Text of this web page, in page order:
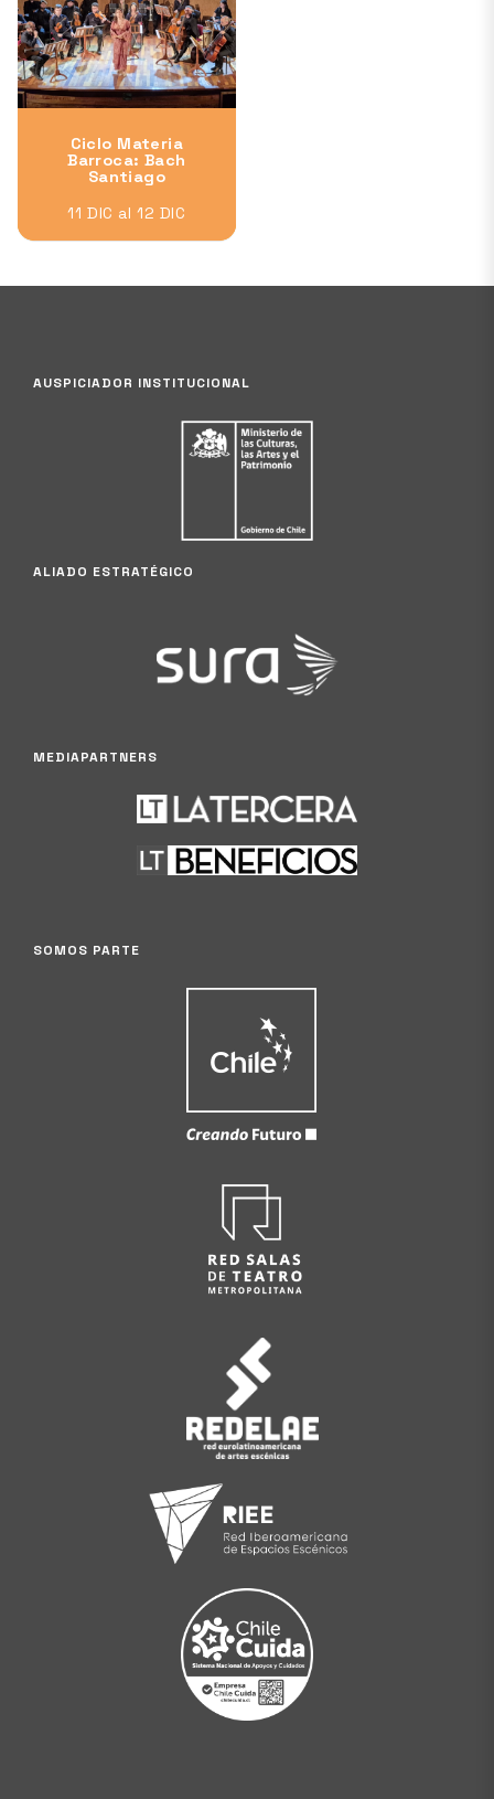
Ciclo Materia
Barroca: Bach
Santiago
11 DIC al 12 DIC
AUSPICIADOR INSTITUCIONAL
ALIADO ESTRATÉGICO
MEDIAPARTNERS
SOMOS PARTE